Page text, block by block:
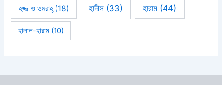
হজ্জ ও ওমরাহ্‌(18) হাদীস(33) হারাম (44)
হালাল-হারাম(10)